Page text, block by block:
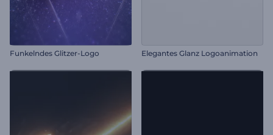
Funkelndes Glitzer-Logo Elegantes Glanz Logoanimation